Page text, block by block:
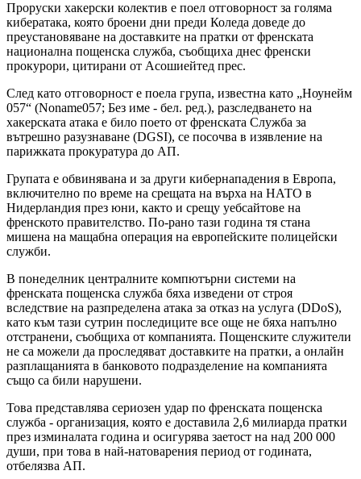
Проруски хакерски колектив е поел отговорност за голяма
кибератака, която броени дни преди Коледа доведе до
преустановяване на доставките на пратки от френската
национална пощенска служба, съобщиха днес френски
прокурори, цитирани от Асошиейтед прес.
След като отговорност е поела група, известна като „Ноунейм
057“ (Noname057; Без име - бел. ред.), разследването на
хакерската атака е било поето от френската Служба за
вътрешно разузнаване (DGSI), се посочва в изявление на
парижката прокуратура до АП.
Групата е обвинявана и за други кибернападения в Европа,
включително по време на срещата на върха на НАТО в
Нидерландия през юни, както и срещу уебсайтове на
френското правителство. По-рано тази година тя стана
мишена на мащабна операция на европейските полицейски
служби.
В понеделник централните компютърни системи на
френската пощенска служба бяха изведени от строя
вследствие на разпределена атака за отказ на услуга (DDoS),
като към тази сутрин последиците все още не бяха напълно
отстранени, съобщиха от компанията. Пощенските служители
не са можели да проследяват доставките на пратки, а онлайн
разплащанията в банковото подразделение на компанията
също са били нарушени.
Това представлява сериозен удар по френската пощенска
служба - организация, която е доставила 2,6 милиарда пратки
през изминалата година и осигурява заетост на над 200 000
души, при това в най-натоварения период от годината,
отбелязва АП.